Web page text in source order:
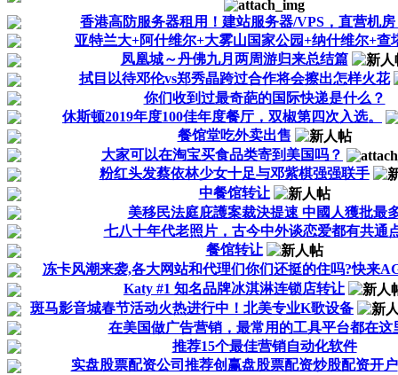
香港高防服务器租用！建站服务器/VPS，直营机房
亚特兰大+阿什维尔+大雾山国家公园+纳什维尔+查
凤凰城～丹佛九月两周游归来总结篇
拭目以待邓伦vs郑秀晶跨过合作将会擦出怎样火花
你们收到过最奇葩的国际快递是什么？
休斯顿2019年度100佳年度餐厅，双椒第四次入选。
餐馆堂吃外卖出售
大家可以在淘宝买食品类寄到美国吗？
粉红头发蔡依林少女十足与邓紫棋强强联手
中餐馆转让
美移民法庭庇護案裁決提速 中國人獲批最
七八十年代老照片，古今中外谈恋爱都有共通
餐馆转让
冻卡风潮来袭,各大网站和代理们你们还挺的住吗?快来
Katy #1 知名品牌冰淇淋连锁店转让
斑马影音城春节活动火热进行中！北美专业K歌设备
在美国做广告营销，最常用的工具平台都在这
推荐15个最佳营销自动化软件
实盘股票配资公司推荐创赢盘股票配资炒股配资开户